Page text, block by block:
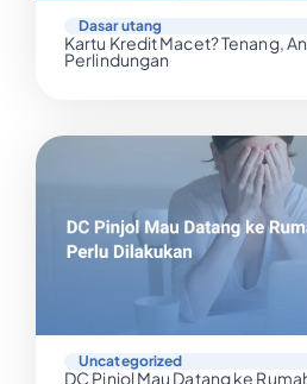
Dasar utang
Kartu Kredit Macet? Tenang,
Perlindungan
Uncategorized
DC Pinjol Mau Datang ke